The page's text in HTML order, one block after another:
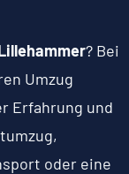
? Bei
Umzug
Erfahrung und
oder eine